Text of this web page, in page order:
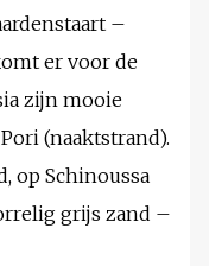
–
er voor de
zijn mooie
(naaktstrand).
op Schinoussa
grijs zand –